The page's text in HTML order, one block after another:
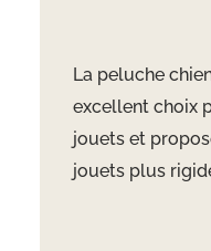
La peluche
excellent choix
jouets et
jouets plus